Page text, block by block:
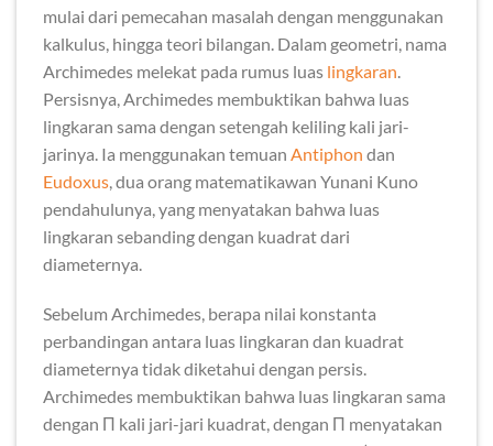
mulai dari pemecahan masalah dengan menggunakan
kalkulus, hingga teori bilangan. Dalam geometri, nama
Archimedes melekat pada rumus luas lingkaran
Persisnya, Archimedes membuktikan bahwa luas
lingkaran sama dengan setengah keliling kali jari-
jarinya. Ia menggunakan temuan Antiphon dan
Eudoxus , dua orang matematikawan Yunani Kuno
pendahulunya, yang menyatakan bahwa luas
lingkaran sebanding dengan kuadrat dari
diameternya.
Sebelum Archimedes, berapa nilai konstanta
perbandingan antara luas lingkaran dan kuadrat
diameternya tidak diketahui dengan persis.
Archimedes membuktikan bahwa luas lingkaran sama
dengan Π kali jari-jari kuadrat, dengan Π menyatakan